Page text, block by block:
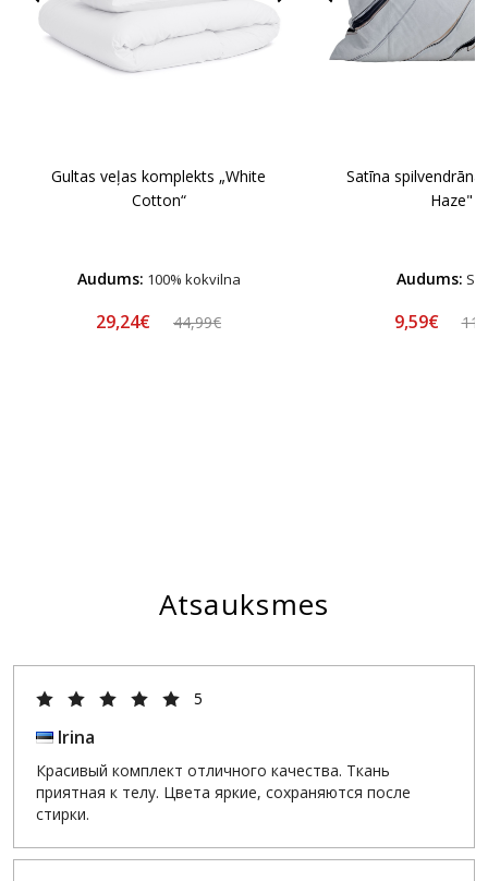
Gultas veļas komplekts „White
Cotton“
Audums: 100% kokvilna
29,24€ 44,99€
Satīna spilvendrāna
Haze"
Audums:
9,59€
Atsauksmes
5
Irina
Красивый комплект отличного качества. Ткань
приятная к телу. Цвета яркие, сохраняются после
стирки.